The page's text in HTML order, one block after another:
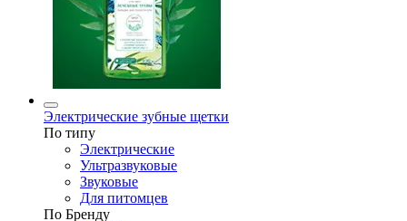
Электрические зубные щетки
По типу
Электрические
Ультразвуковые
Звуковые
Для питомцев
По Бренду